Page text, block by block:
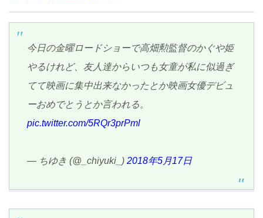
今日の金曜ロードショーで高畑勲監督のかぐや姫
やるけれど、友人達からいつも女童が私に似過ぎ
てて映画に集中出来なかったとか映画女優デビュ
ーおめでとうとか言われる。
pic.twitter.com/5RQr3prPml
— ちゆき (@_chiyuki_) 2018年5月17日